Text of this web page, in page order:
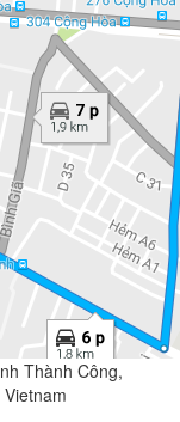
Thành Công,